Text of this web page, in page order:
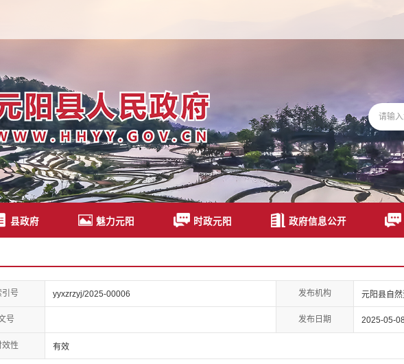
县政府 魅力元阳 时政元阳 政府信息公开
引号 yyxzrzyj/2025-00006 发布机构 元阳县自
号 发布日期 2025-05-
效性 有效